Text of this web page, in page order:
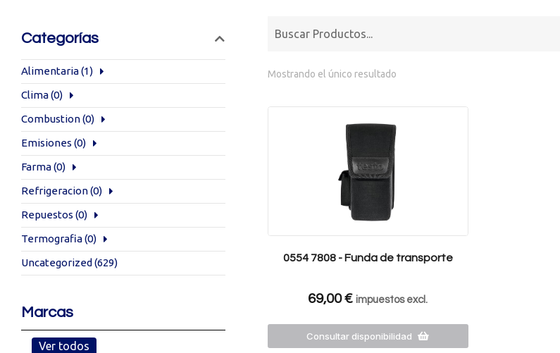
Categorías
Alimentaria(1)
Clima(0)
Combustion(0)
Emisiones (0)
Farma(0)
Refrigeracion(0)
Repuestos (0)
Termografia(0)
Uncategorized (629)
Marcas
Ver todos
Mostrando el único resultado
0554 7808 - Funda de transporte
69,00€ impuestos excl.
Consultar disponibilidad